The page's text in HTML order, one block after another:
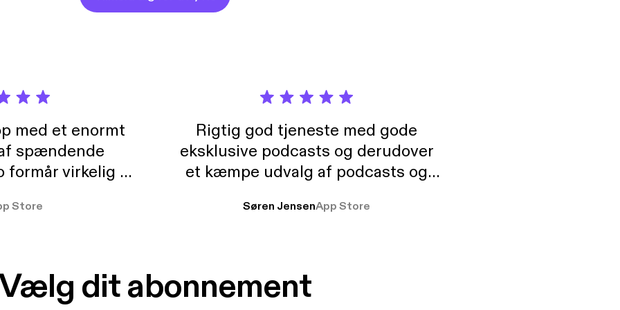
med et enormt
spændende
formår virkelig at
At der så også
Store
Rigtig god tjeneste med gode
eksklusive podcasts og derudover
et kæmpe udvalg af podcasts og
ikke andet så udelukkende pga
Søren JensenApp Store
dit abonnement